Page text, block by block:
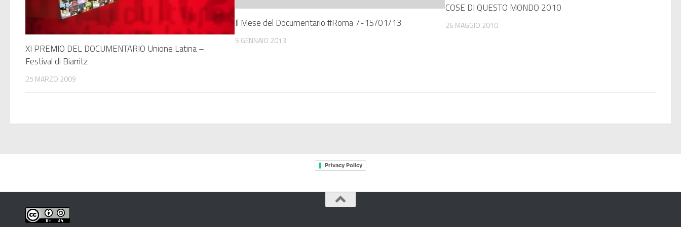
XI PREMIO DEL DOCUMENTARIO Unione Latina –
Festival di Biarritz
25 MARZO 2009
Il Mese del Documentario #Roma 7-15/01/13
5 GENNAIO 2013
COSE DI QUESTO MONDO 2010
26 MAGGIO 2010
Privacy Policy